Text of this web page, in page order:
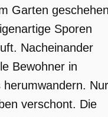
Garten geschehen
Sporen
Nacheinander
Bewohner in
Nur
verschont. Die